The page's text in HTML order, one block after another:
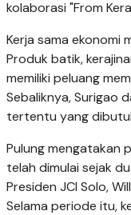
kolaborasi "From
Kerja sama ekonomi
Produk batik,
memiliki peluang
Sebaliknya, Surigao
tertentu yang
Pulung mengatakan
telah dimulai sejak
Presiden JCI Solo,
Selama periode itu,